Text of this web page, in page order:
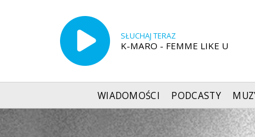
SŁUCHAJ TERAZ
K-MARO - FEMME LIKE U
WIADOMOŚCI PODCASTY